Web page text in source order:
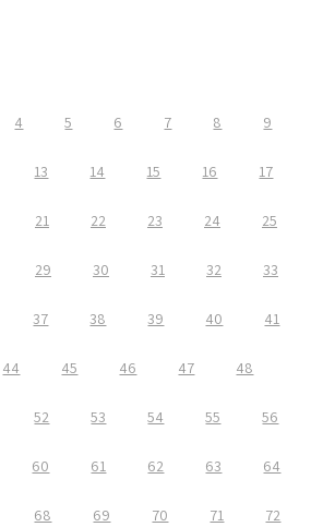
4 5 6 7 8 9
13 14 15 16 17
21 22 23 24 25
29 30 31 32 33
37 38 39 40 41
44 45 46 47 48
52 53 54 55 56
60 61 62 63 64
68 69 70 71 72